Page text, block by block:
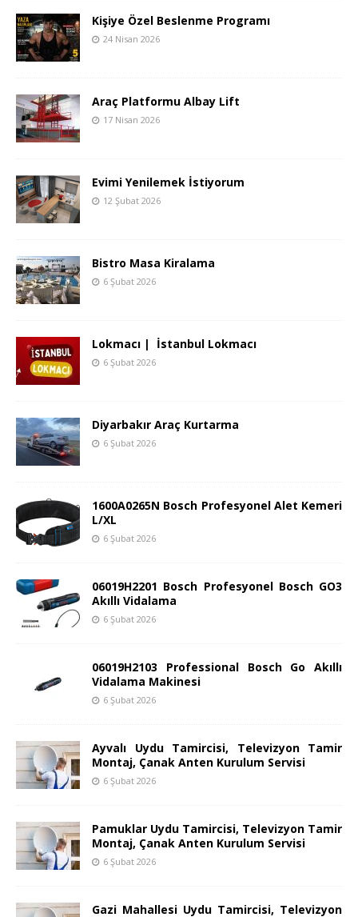
Kişiye Özel Beslenme Programı
24 Nisan 2026
Araç Platformu Albay Lift
17 Nisan 2026
Evimi Yenilemek İstiyorum
12 Şubat 2026
Bistro Masa Kiralama
6 Şubat 2026
Lokmacı | İstanbul Lokmacı
6 Şubat 2026
Diyarbakır Araç Kurtarma
6 Şubat 2026
1600A0265N Bosch Profesyonel Alet Kemeri
L/XL
6 Şubat 2026
06019H2201 Bosch Profesyonel Bosch GO3
Akıllı Vidalama
6 Şubat 2026
06019H2103 Professional Bosch Go Akıllı
Vidalama Makinesi
6 Şubat 2026
Ayvalı Uydu Tamircisi, Televizyon Tamir
Montaj, Çanak Anten Kurulum Servisi
6 Şubat 2026
Pamuklar Uydu Tamircisi, Televizyon Tamir
Montaj, Çanak Anten Kurulum Servisi
6 Şubat 2026
Gazi Mahallesi Uydu Tamircisi, Televizyon